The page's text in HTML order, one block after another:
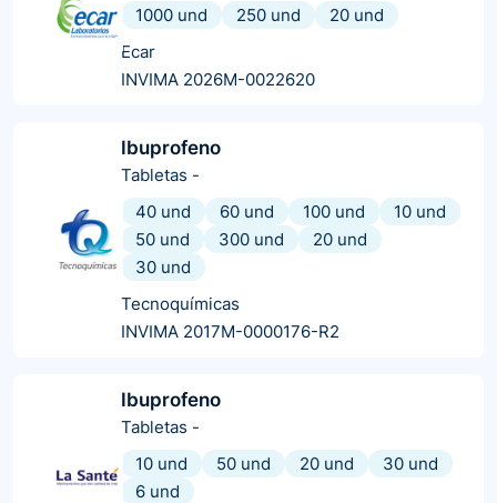
1000 und
250 und
20 und
Ecar
INVIMA 2026M-0022620
Ibuprofeno
Tabletas -
40 und
60 und 100 und
10 und
50 und
300 und
20 und
30 und
Tecnoquímicas
INVIMA 2017M-0000176-R2
Ibuprofeno
Tabletas -
10 und
50 und 20 und
30 und
6 und